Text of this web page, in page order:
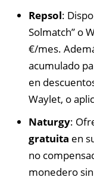
Repsol:
Solmatch” o
€/mes.
acumulado
en
Waylet, o
Naturgy:
gratuita en
no
monedero